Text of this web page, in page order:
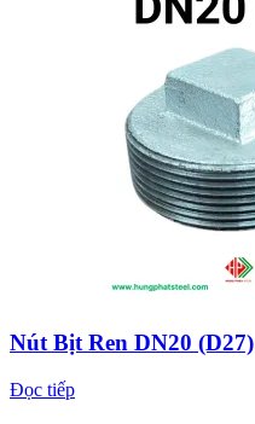
Nút Bịt Ren DN20 (D27)
Đọc tiếp